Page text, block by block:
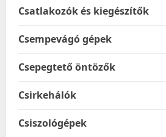
Csatlakozók és kiegészítők
Csempevágó gépek
Csepegtető öntözők
Csirkehálók
Csiszológépek